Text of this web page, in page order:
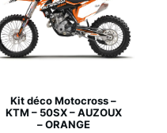
Kit déco Motocross –
KTM – 50SX – AUZOUX
– ORANGE